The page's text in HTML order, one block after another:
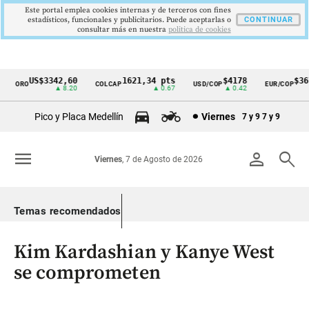
Cintillo
Colombia
OROUS$3342,60
▲ 8.20
COLCAP1621,34 pts
▲ 0.67
USD/COP$4178
▲ 0.42
EUR/COP$3672
Pico y Placa Medellín Viernes 7 y 9 7 y 9
person search
Viernes, 7 de Agosto de 2026
menu
Temas recomendados
Kim Kardashian y Kanye West
se comprometen
Este portal emplea cookies internas y de terceros con fines
estadísticos, funcionales y publicitarios. Puede aceptarlas o
consultar más en nuestra politica de cookies
CONTINUAR